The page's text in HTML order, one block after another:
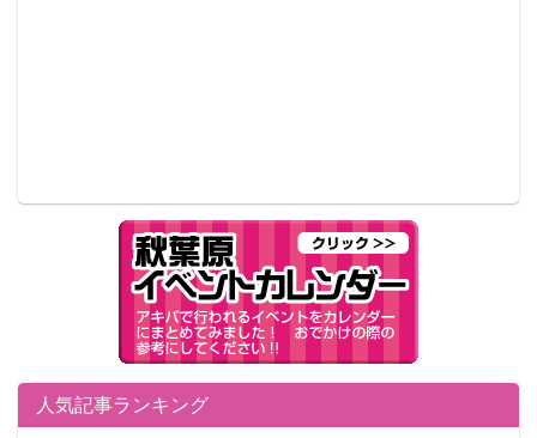
本商品「ジャギ&バイク」は現在発売中の商品で、ロ
ゴ付き専用ベースが付属。フィギュアをそのまま飾っ
て楽しむことはもちろん、更にフィギュアをライトア
ップすることができるLEDライト付きもある。
人気記事ランキング